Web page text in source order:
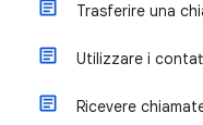
Trasferire una
Utilizzare i
Ricevere